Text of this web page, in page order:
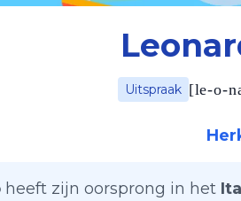
Uitspraak [le-o-
heeft zijn oorsprong in het